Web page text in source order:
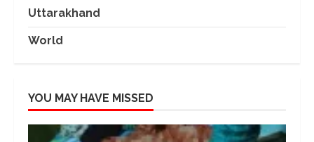
Uttarakhand
World
YOU MAY HAVE MISSED